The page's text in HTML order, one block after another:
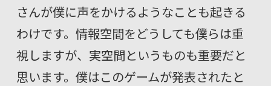
さんが僕に声をかけるようなことも起きる
わけです。情報空間をどうしても僕らは重
視しますが、実空間というものも重要だと
思います。僕はこのゲームが発表されたと